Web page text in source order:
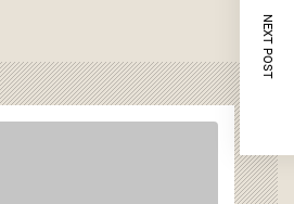
NEXT POST